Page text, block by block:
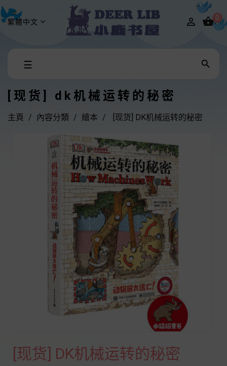
繁體中文  0
Toggle
☰ 
[现货] dk机械运转的秘密
主頁 內容分類 繪本 [现货] DK机械运转的秘密
[现货] DK机械运转的秘密